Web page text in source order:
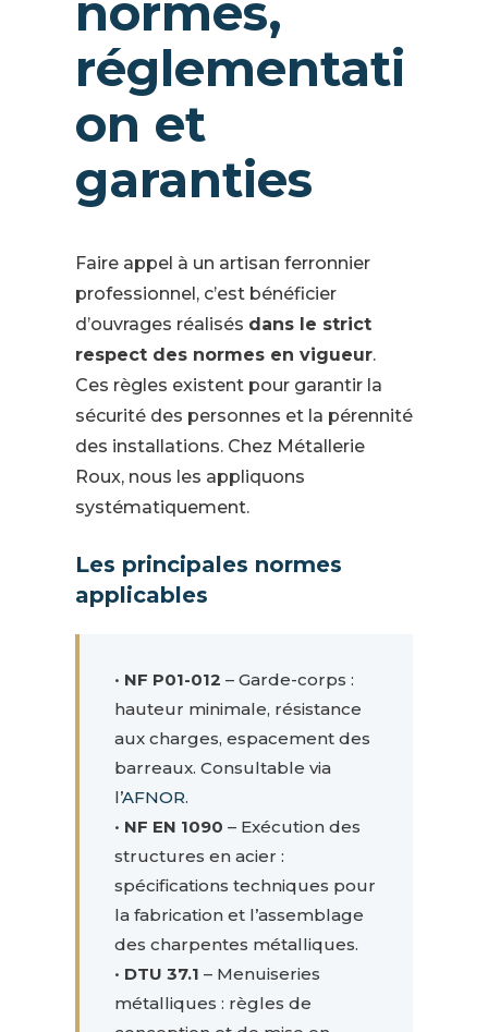
normes,
réglementati
on et
garanties
Faire appel à un artisan ferronnier
professionnel, c’est bénéficier
d’ouvrages réalisés dans le strict
respect des normes en vigueur.
Ces règles existent pour garantir la
sécurité des personnes et la pérennité
des installations. Chez Métallerie
Roux, nous les appliquons
systématiquement.
Les principales normes
applicables
• NF P01-012 – Garde-corps :
hauteur minimale, résistance
aux charges, espacement des
barreaux. Consultable via
l’AFNOR.
• NF EN 1090 – Exécution des
structures en acier :
spécifications techniques pour
la fabrication et l’assemblage
des charpentes métalliques.
• DTU 37.1 – Menuiseries
métalliques : règles de